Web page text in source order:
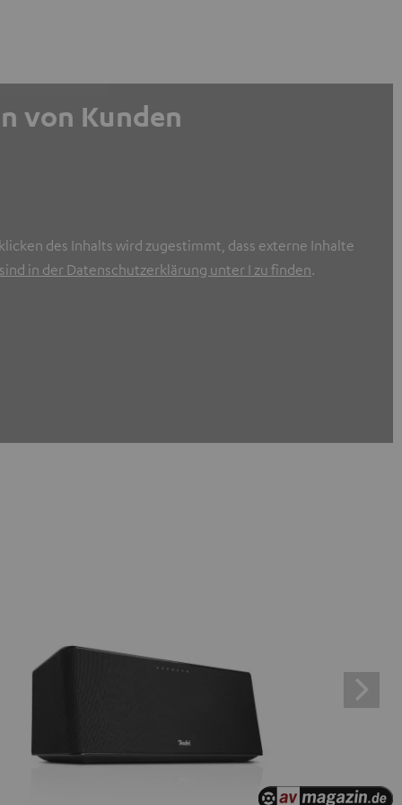
von Kunden
des Inhalts wird zugestimmt, dass externe Inhalte
in der Datenschutzerklärung unter I zu finden.